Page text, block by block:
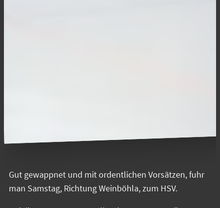
Gut gewappnet und mit ordentlichen Vorsätzen, fuhr
man Samstag, Richtung Weinböhla, zum HSV.